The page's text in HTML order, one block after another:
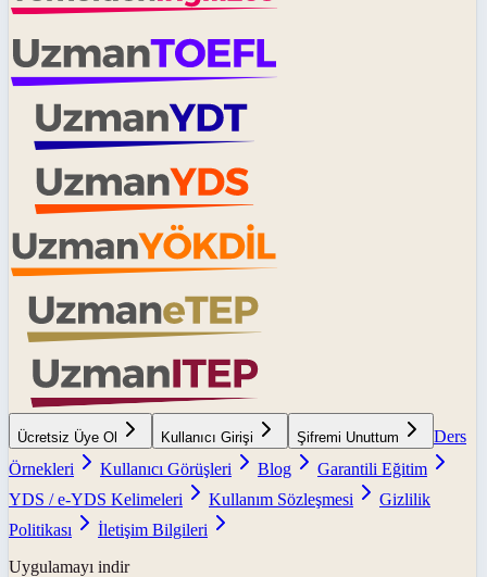
Ücretsiz Üye Ol Kullanıcı Girişi Şifremi Unuttum
Ders
Örnekleri
Kullanıcı Görüşleri Blog
Garantili Eğitim
YDS / e-YDS Kelimeleri
Kullanım Sözleşmesi
Gizlilik
Politikası
İletişim Bilgileri
Uygulamayı indir